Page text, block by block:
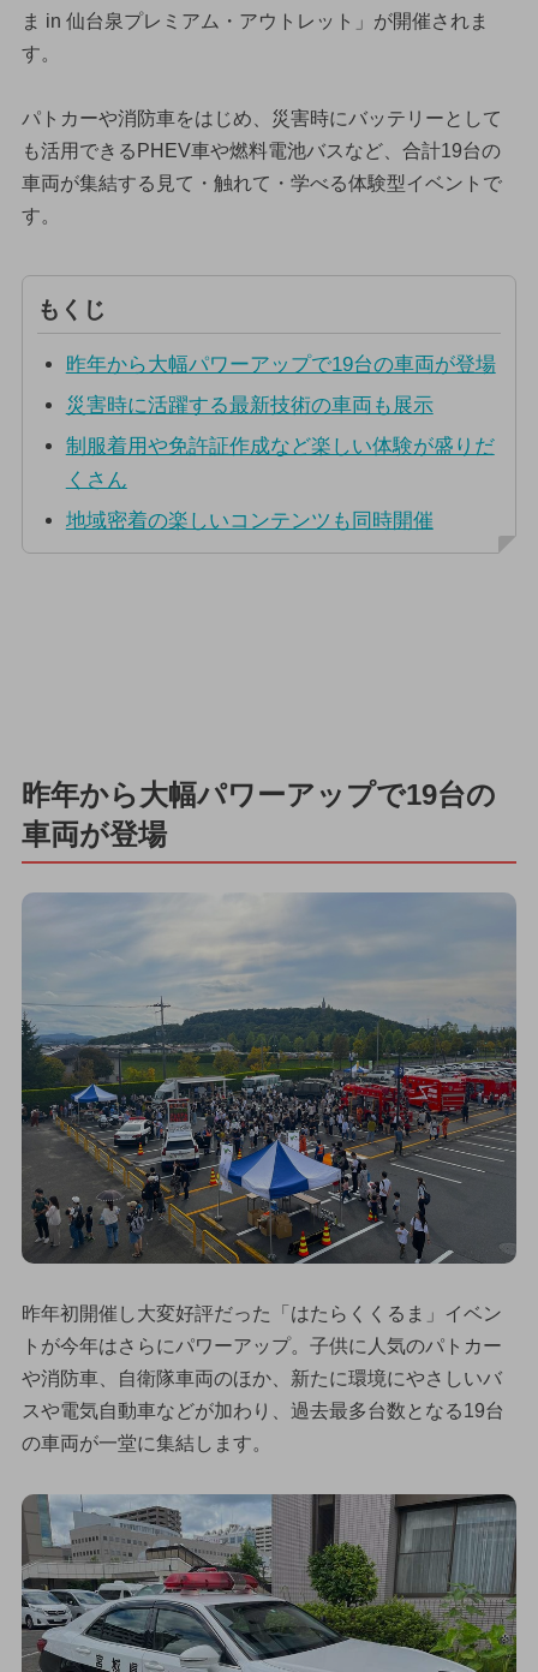
ま in 仙台泉プレミアム・アウトレット」が開催されま
す。
パトカーや消防車をはじめ、災害時にバッテリーとして
も活用できるPHEV車や燃料電池バスなど、合計19台の
車両が集結する見て・触れて・学べる体験型イベントで
す。
もくじ
昨年から大幅パワーアップで19台の車両が登場
災害時に活躍する最新技術の車両も展示
制服着用や免許証作成など楽しい体験が盛りだ
くさん
地域密着の楽しいコンテンツも同時開催
昨年から大幅パワーアップで19台の
車両が登場
昨年初開催し大変好評だった「はたらくくるま」イベン
トが今年はさらにパワーアップ。子供に人気のパトカー
や消防車、自衛隊車両のほか、新たに環境にやさしいバ
スや電気自動車などが加わり、過去最多台数となる19台
の車両が一堂に集結します。